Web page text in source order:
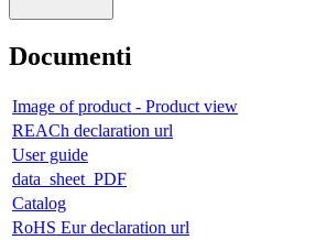
Documenti
Image of product - Product view
REACh declaration url
User guide
data_sheet_PDF
Catalog
RoHS Eur declaration url